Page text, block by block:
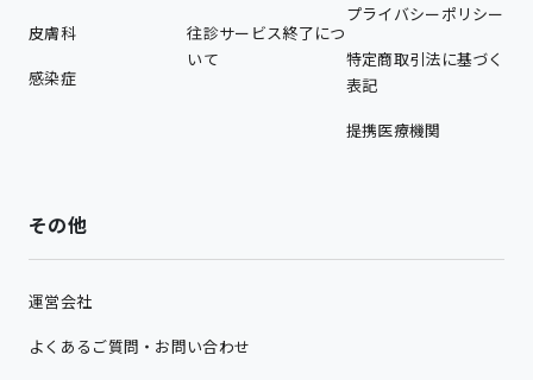
皮膚科
感染症
往診サービス終了につ
いて
プライバシーポリシー
特定商取引法に基づく
表記
提携医療機関
その他
運営会社
よくあるご質問・お問い合わせ